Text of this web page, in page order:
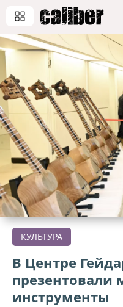
КУЛЬТУРА
В Центре
презентовали
инструменты